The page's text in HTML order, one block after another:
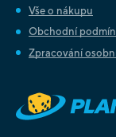
Vše o nákupu
Obchodní
Zpracování